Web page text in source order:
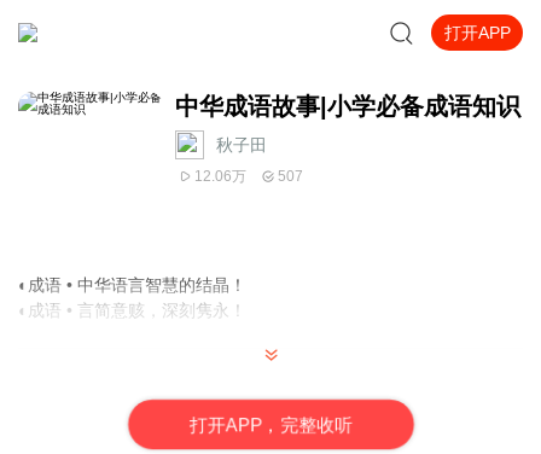
打开APP
中华成语故事|小学必备成语知识
秋子田
12.06万 507
◐成语 • 中华语言智慧的结晶！
◐成语 • 言简意赅，深刻隽永！
◆让孩子们，爱上国学之美！
喜欢就订阅收听吧！
打开APP，完整收听